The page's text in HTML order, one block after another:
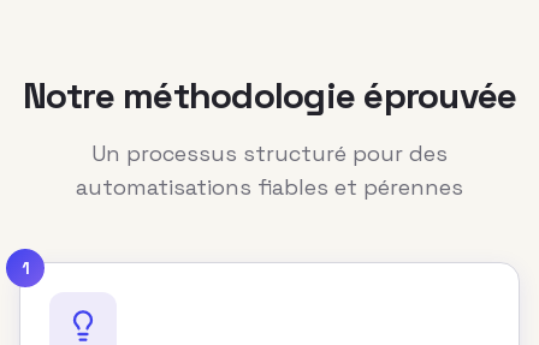
Notre méthodologie éprouvée
Un processus structuré pour des
automatisations fiables et pérennes
1